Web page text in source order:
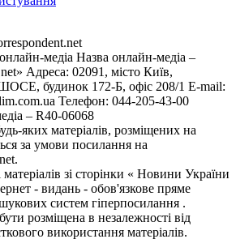
медіа Назва онлайн-медіа –
Адреса: 02091, місто Київ,
будинок 172-Б, офіс 208/1 E-mail:
Телефон: 044-205-43-00
– R40-06068
яких матеріалів, розміщених на
за умови посилання на
зі сторінки « Новини України
- видань - обов'язкове пряме
систем гіперпосилання .
розміщена в незалежності від
використання матеріалів.